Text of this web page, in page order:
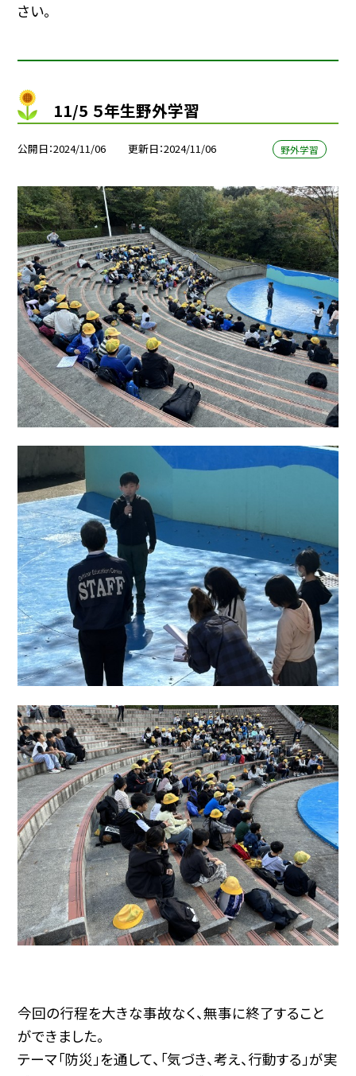
さい。
11/5 ５年生野外学習
公開日 2024/11/06 更新日 2024/11/06 野外学習
今回の行程を大きな事故なく、無事に終了すること
ができました。
テーマ「防災」を通して、「気づき、考え、行動する」が実